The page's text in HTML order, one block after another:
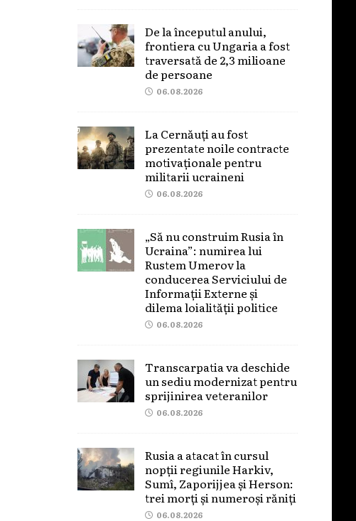
De la începutul anului,
frontiera cu Ungaria a fost
traversată de 2,3 milioane
de persoane
06.08.2026
La Cernăuți au fost
prezentate noile contracte
motivaționale pentru
militarii ucraineni
06.08.2026
„Să nu construim Rusia în
Ucraina”: numirea lui
Rustem Umerov la
conducerea Serviciului de
Informații Externe și
dilema loialității politice
06.08.2026
Transcarpatia va deschide
un sediu modernizat pentru
sprijinirea veteranilor
06.08.2026
Rusia a atacat în cursul
nopții regiunile Harkiv,
Sumî, Zaporijjea și Herson:
trei morți și numeroși răniți
06.08.2026